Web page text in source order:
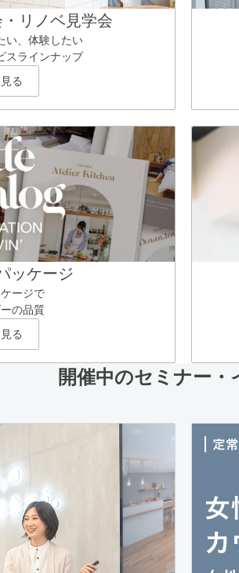
リノベ見学会
い、体験したい
スラインナップ
る
ッケージ
ージで
の品質
る
開催中のセミナー・